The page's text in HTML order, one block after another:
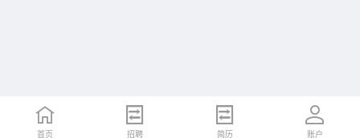
首页 招聘 简历 账户